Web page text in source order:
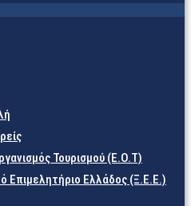
Τουρισμού (Ε.Ο.Τ)
Επιμελητήριο Ελλάδος (Ξ.Ε.Ε.)